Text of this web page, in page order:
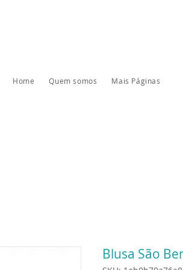
Home Quem somos Mais Páginas
Blusa São